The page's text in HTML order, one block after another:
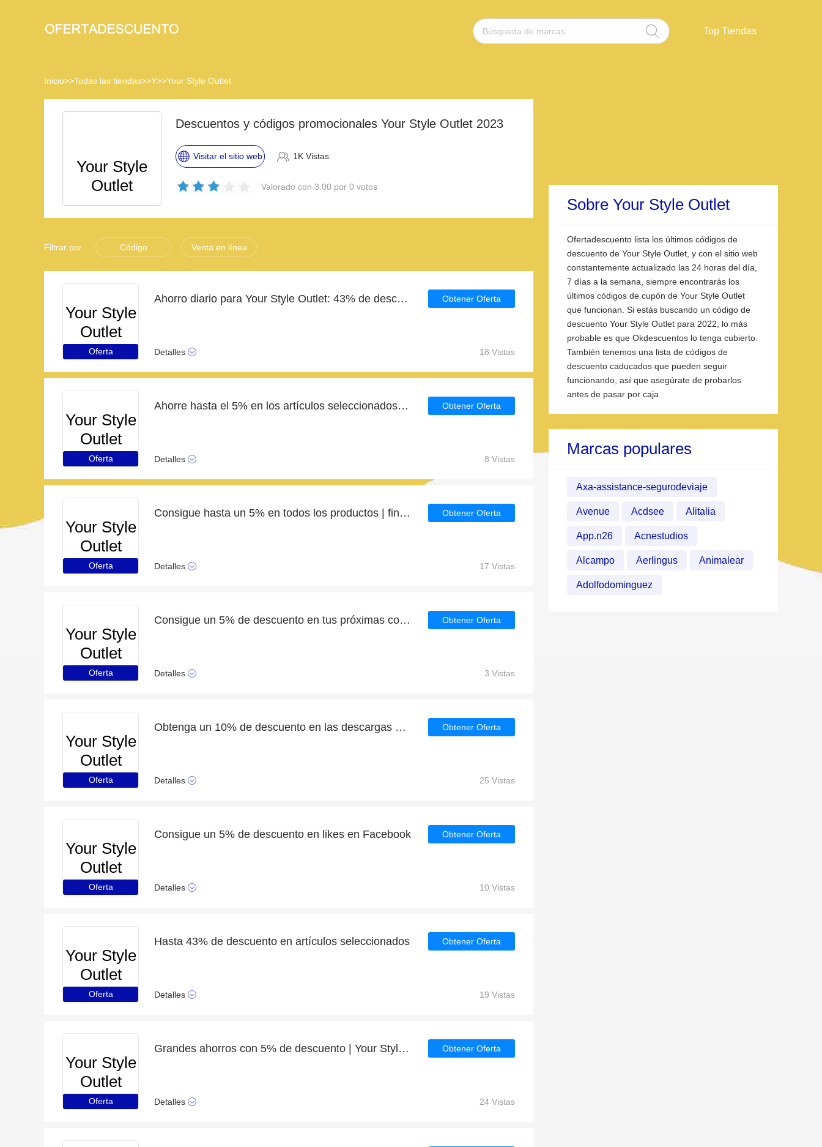
Top Tiendas
Inicio>>Todas las tiendas>>Y>>Your Style Outlet
Your Style
Outlet
Descuentos y códigos promocionales Your Style Outlet 2023
Visitar el sitio web 1K Vistas
Valorado con 3.00 por 0 votos
Filtrar por Código Venta en línea
Your Style
Outlet
Oferta
Ahorro diario para Your Style Outlet: 43% de descuento, regalos y más
Detalles
Obtener Oferta
18 Vistas
Your Style
Outlet
Oferta
Ahorre hasta el 5% en los artículos seleccionados | fin en breve
Detalles
Obtener Oferta
8 Vistas
Your Style
Outlet
Oferta
Consigue hasta un 5% en todos los productos | finaliza pronto
Detalles
Obtener Oferta
17 Vistas
Your Style
Outlet
Oferta
Consigue un 5% de descuento en tus próximas compras en Your Style Outlet
Detalles
Obtener Oferta
3 Vistas
Your Style
Outlet
Oferta
Obtenga un 10% de descuento en las descargas de la aplicación Your Style Outlet
Detalles
Obtener Oferta
25 Vistas
Your Style
Outlet
Oferta
Consigue un 5% de descuento en likes en Facebook
Detalles
Obtener Oferta
10 Vistas
Your Style
Outlet
Oferta
Hasta 43% de descuento en artículos seleccionados
Detalles
Obtener Oferta
19 Vistas
Your Style
Outlet
Oferta
Grandes ahorros con 5% de descuento | Your Style Outlet últimas ofertas
Detalles
Obtener Oferta
24 Vistas
Sobre Your Style Outlet
Ofertadescuento lista los últimos códigos de
descuento de Your Style Outlet, y con el sitio web
constantemente actualizado las 24 horas del día,
7 días a la semana, siempre encontrarás los
últimos códigos de cupón de Your Style Outlet
que funcionan. Si estás buscando un código de
descuento Your Style Outlet para 2022, lo más
probable es que Okdescuentos lo tenga cubierto.
También tenemos una lista de códigos de
descuento caducados que pueden seguir
funcionando, así que asegúrate de probarlos
antes de pasar por caja
Marcas populares
Axa-assistance-segurodeviaje
Avenue Acdsee Alitalia
App.n26 Acnestudios
Alcampo Aerlingus Animalear
Adolfodominguez